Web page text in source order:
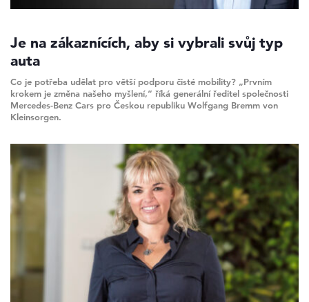
Je na zákaznících, aby si vybrali svůj typ
auta
Co je potřeba udělat pro větší podporu čisté mobility? „Prvním
krokem je změna našeho myšlení,“ říká generální ředitel společnosti
Mercedes-Benz Cars pro Českou republiku Wolfgang Bremm von
Kleinsorgen.